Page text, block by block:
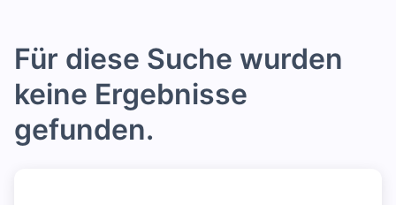
Für diese Suche wurden
keine Ergebnisse
gefunden.